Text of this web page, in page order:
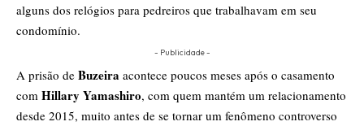
alguns dos relógios para pedreiros que trabalhavam em seu
condomínio.
- Publicidade -
A prisão de Buzeira acontece poucos meses após o casamento
com Hillary Yamashiro, com quem mantém um relacionamento
desde 2015, muito antes de se tornar um fenômeno controverso